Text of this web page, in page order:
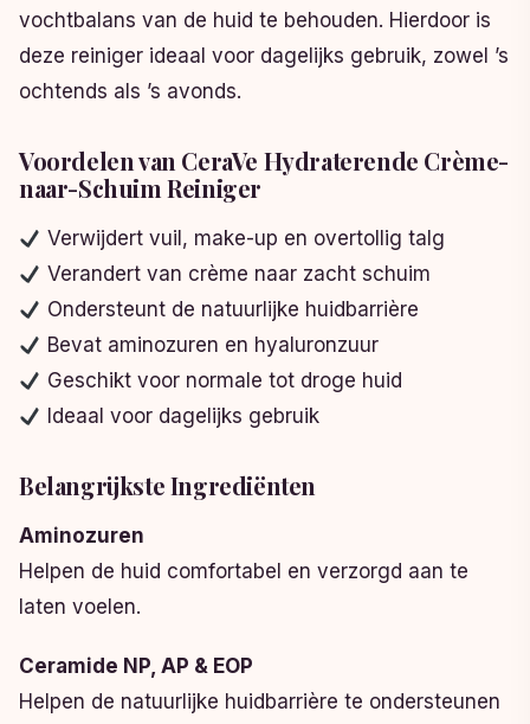
vochtbalans van de huid te behouden. Hierdoor is
deze reiniger ideaal voor dagelijks gebruik, zowel ’s
ochtends als ’s avonds.
Voordelen van CeraVe Hydraterende Crème-
naar-Schuim Reiniger
Verwijdert vuil, make-up en overtollig talg
Verandert van crème naar zacht schuim
Ondersteunt de natuurlijke huidbarrière
Bevat aminozuren en hyaluronzuur
Geschikt voor normale tot droge huid
Ideaal voor dagelijks gebruik
Belangrijkste Ingrediënten
Aminozuren
Helpen de huid comfortabel en verzorgd aan te
laten voelen.
Ceramide NP, AP & EOP
Helpen de natuurlijke huidbarrière te ondersteunen